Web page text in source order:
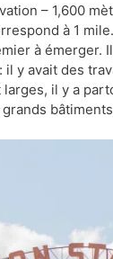
– 1,600
à 1
à émerger.
y avait des
il y a